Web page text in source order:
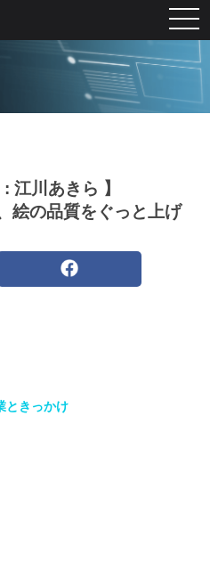
江川あきら 】
絵の品質をぐっと上げ
ときっかけ